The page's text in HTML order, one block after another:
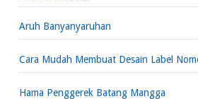
Aruh Banyanyaruhan
Cara Mudah Membuat Desain Label
Hama Penggerek Batang Mangga